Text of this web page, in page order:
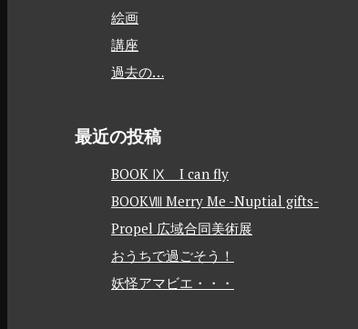
絵画
講座
過去の…
最近の投稿
BOOK Ⅸ I can fly
BOOKⅧ Merry Me -Nuptial gifts-
Propel 広域合同美術展
おうちで過ごそう！
妖怪アマビエ・・・